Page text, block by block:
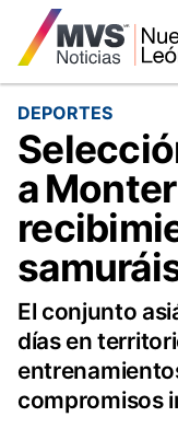
DEPORTES
a
El conjunto
días en
compromisos